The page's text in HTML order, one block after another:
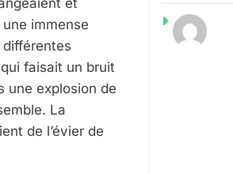
immense
différentes
faisait un bruit
une explosion de
La
de l’évier de